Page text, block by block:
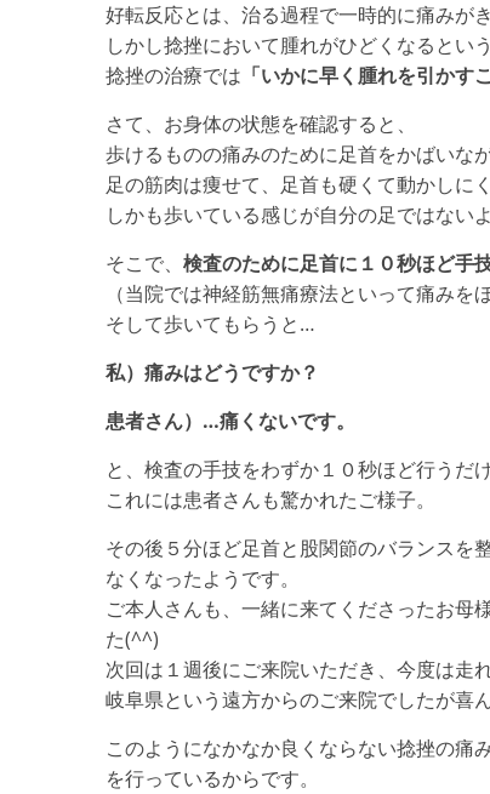
好転反応とは、治る過程で一時的に痛みが
しかし捻挫において腫れがひどくなるとい
捻挫の治療では 「いかに早く腫れを引かす
さて、お身体の状態を確認すると、
歩けるものの痛みのために足首をかばいな
足の筋肉は痩せて、足首も硬くて動かしにく
しかも歩いている感じが自分の足ではない
そこで、 検査のために足首に１０秒ほど手
（当院では神経筋無痛療法といって痛みを
そして歩いてもらうと…
私）痛みはどうですか？
患者さん）…痛くないです。
と、検査の手技をわずか１０秒ほど行う
これには患者さんも驚かれたご様子。
その後５分ほど足首と股関節のバランスを
なくなったようです。
ご本人さんも、一緒に来てくださったお母
た(^^)
次回は１週後にご来院いただき、今度は走
岐阜県という遠方からのご来院でしたが喜
このようになかなか良くならない捻挫の痛
を行っているからです。